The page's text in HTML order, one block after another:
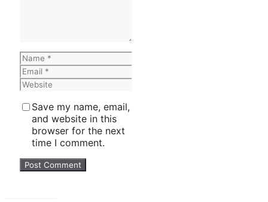
Name
Email
Website
Save my name, email,
and website in this
browser for the next
time I comment.